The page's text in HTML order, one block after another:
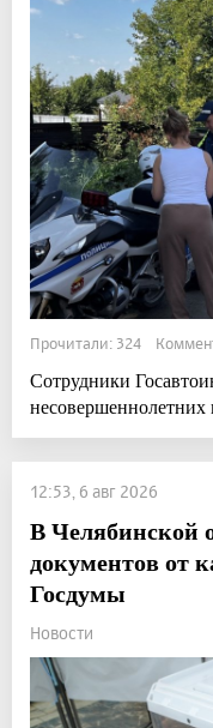
Прочитали: 324
Сотрудники
несовершеннолетних
12:53, 6 авг 2026
В Челябинской
документов от
Госдумы
Новости